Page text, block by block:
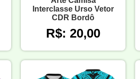
Interclasse Urso Vetor
CDR Bordô
R$: 20,00